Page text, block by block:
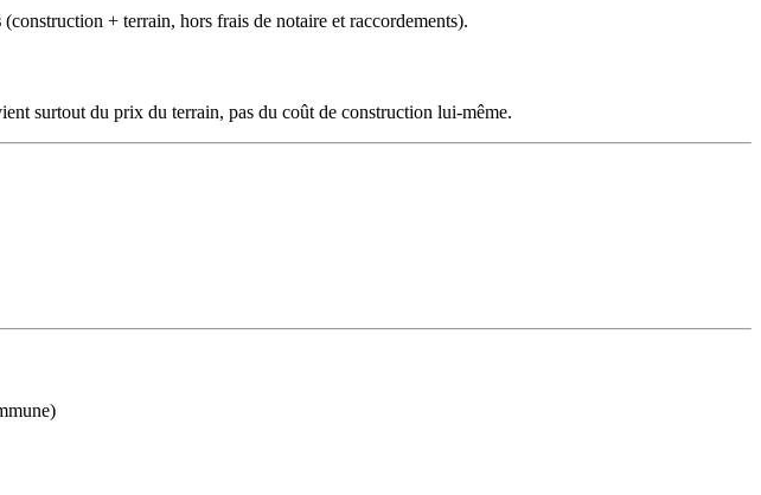
(construction + terrain, hors frais de notaire et raccordements).
surtout du prix du terrain, pas du coût de construction lui-même.